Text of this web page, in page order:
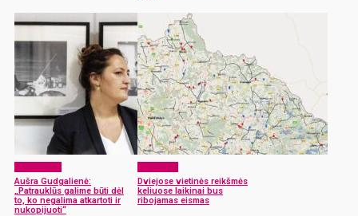
Aušra Gudgalienė:
„Patrauklūs galime būti dėl
to, ko negalima atkartoti ir
nukopijuoti“
Dviejose vietinės reikšmės
keliuose laikinai bus
ribojamas eismas